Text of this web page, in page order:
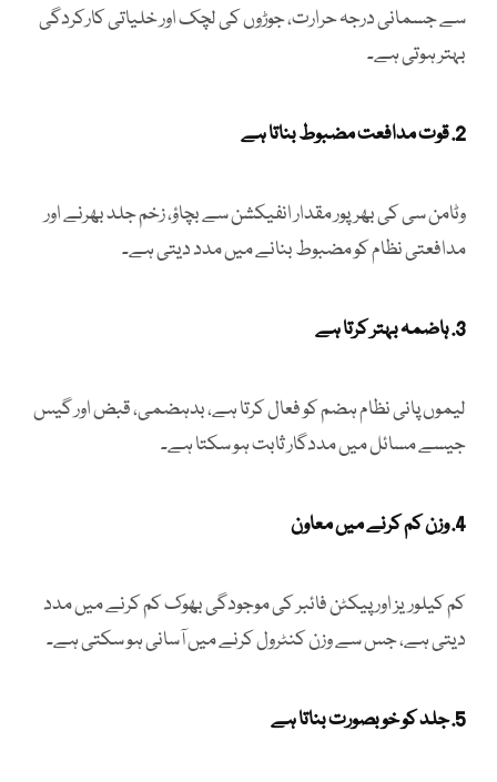
سے جسمانی درجہ حرارت، جوڑوں کی لچک اور خلیاتی کارکردگی
بہتر ہوتی ہے۔
2. قوت مدافعت مضبوط بناتا ہے
وٹامن سی کی بھرپور مقدار انفیکشن سے بچاؤ، زخم جلد بھرنے اور
مدافعتی نظام کو مضبوط بنانے میں مدد دیتی ہے۔
3. ہاضمہ بہتر کرتا ہے
لیموں پانی نظام ہضم کو فعال کرتا ہے، بدہضمی، قبض اور گیس
جیسے مسائل میں مددگار ثابت ہو سکتا ہے۔
4. وزن کم کرنے میں معاون
کم کیلوریز اور پیکٹن فائبر کی موجودگی بھوک کم کرنے میں مدد
دیتی ہے، جس سے وزن کنٹرول کرنے میں آسانی ہو سکتی ہے۔
5. جلد کو خوبصورت بناتا ہے